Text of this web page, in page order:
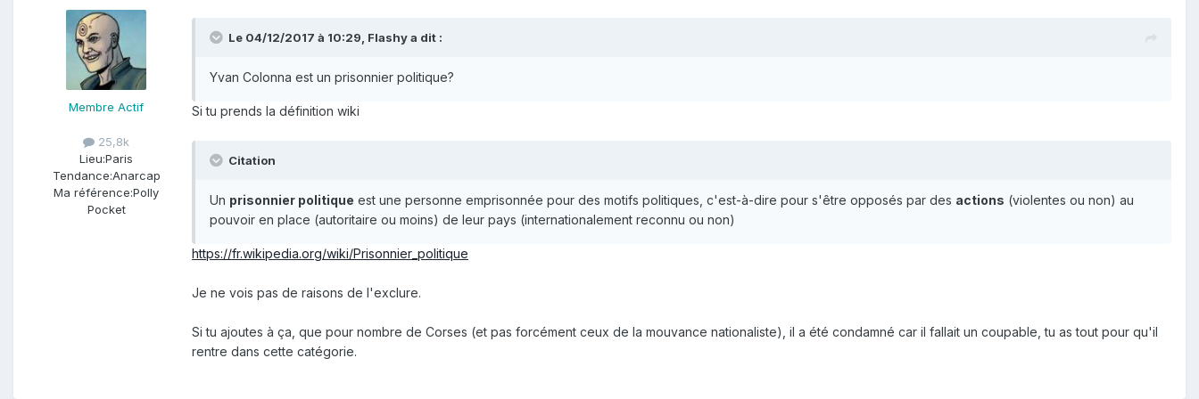
Membre Actif
25,8k
Lieu:Paris
Tendance:Anarcap
Ma référence:Polly
Pocket
Le 04/12/2017 à 10:29, Flashya dit :
Yvan Colonna est un prisonnier politique?
Si tu prends la définition wiki
Citation
Un prisonnier politique est une personne emprisonnée pour des motifs politiques, c'est-à-dire pour s'être opposés par des actions (violentes ou non) au
pouvoir en place (autoritaire ou moins) de leur pays (internationalement reconnu ou non)
https://fr.wikipedia.org/wiki/Prisonnier_politique
Je ne vois pas de raisons de l'exclure.
Si tu ajoutes à ça, que pour nombre de Corses (et pas forcément ceux de la mouvance nationaliste), il a été condamné car il fallait un coupable, tu as tout pour qu'il
rentre dans cette catégorie.